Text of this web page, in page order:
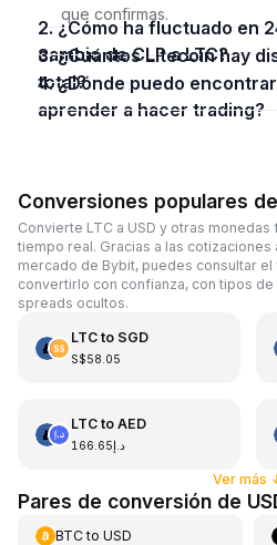
que confirmas.
2. ¿Cómo ha fluctuado en 24 horas el tipo de
cambio de CLP a LTC?
3. ¿Cuántos Litecoin hay disponibles en
total?
4. ¿Dónde puedo encontrar recursos para
aprender a hacer trading?
Conversiones populares
Convierte LTC a USD y otras
tiempo real. Gracias a las
mercado de Bybit, puedes consultar el
convertirlo con confianza, con tipos
spreads ocultos.
LTCto SGD
S$58.05
LTCto AED
د.إ166.65
Ver más
Pares de conversión de
BTCto USD